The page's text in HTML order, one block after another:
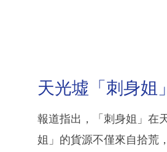
天光墟「刺身姐
報道指出，「刺身姐」在
姐」的貨源不僅來自拾荒